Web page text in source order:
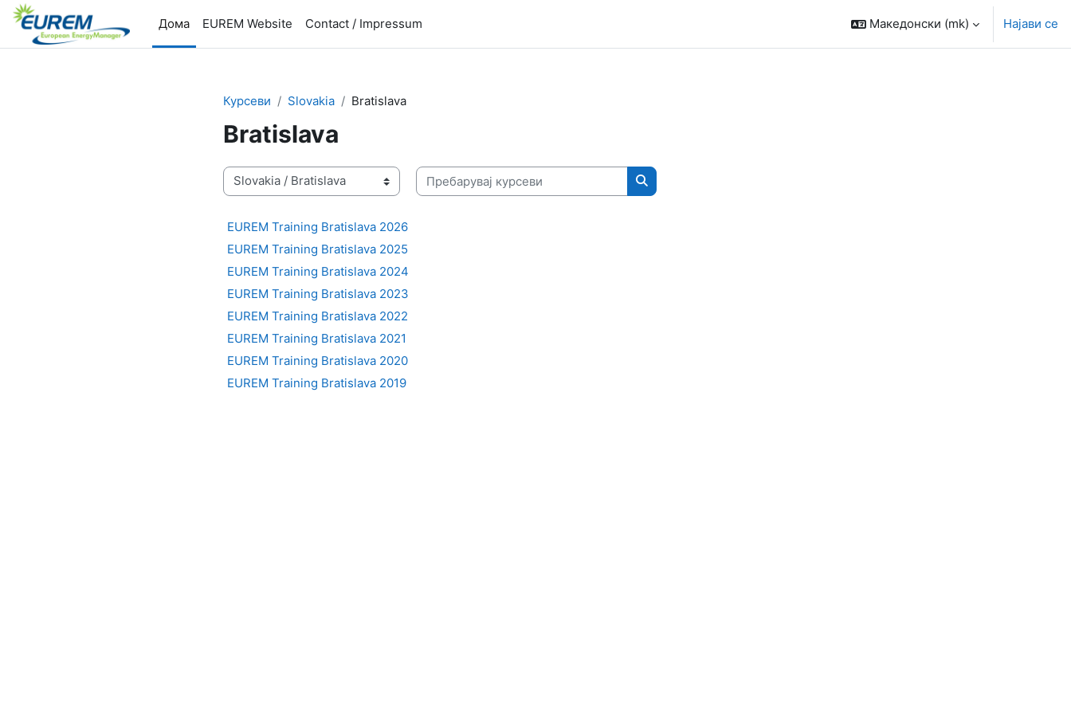
Оди до главна содржина
Дома
EUREM Website Contact / Impressum Македонски ‎(mk)‎ Најави се
Курсеви Slovakia Bratislava
Bratislava
Категории на курсеви
Пребарувај курсеви
Пребарувај курсеви
EUREM Training Bratislava 2026
EUREM Training Bratislava 2025
EUREM Training Bratislava 2024
EUREM Training Bratislava 2023
EUREM Training Bratislava 2022
EUREM Training Bratislava 2021
EUREM Training Bratislava 2020
EUREM Training Bratislava 2019